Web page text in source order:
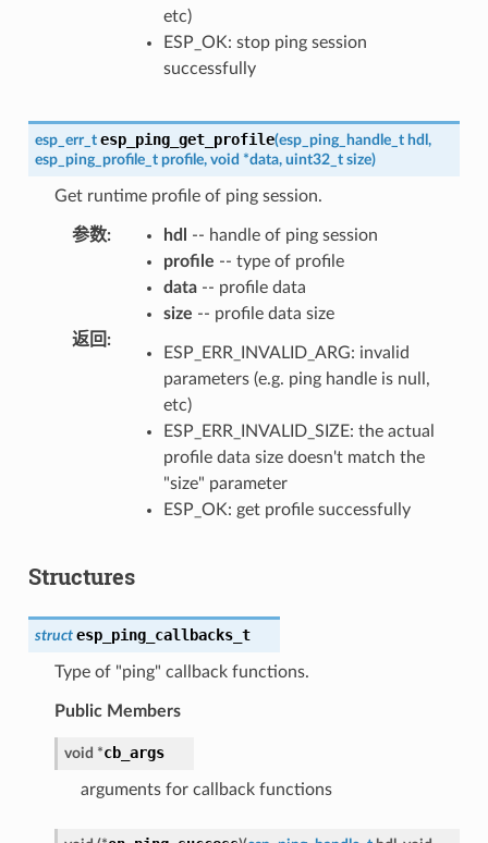
etc)
ESP_OK: stop ping session
successfully
esp_err_t esp_ping_get_profile(esp_ping_handle_t hdl ,
esp_ping_profile_t profile, void *data, uint32_t size)
Get runtime profile of ping session.
参数: hdl
-- handle of ping session
profile -- type of profile
data-- profile data
size -- profile data size
返回 :
ESP_ERR_INVALID_ARG: invalid
parameters (e.g. ping handle is null,
etc)
ESP_ERR_INVALID_SIZE: the actual
profile data size doesn't match the
"size" parameter
ESP_OK: get profile successfully
Structures
struct esp_ping_callbacks_t
Type of "ping" callback functions.
Public Members
void *cb_args
arguments for callback functions